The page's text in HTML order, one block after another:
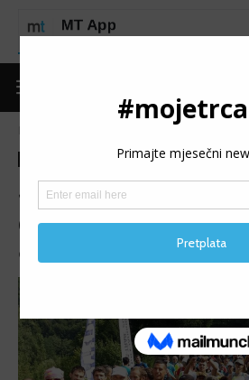
Jahorina Ultra
odličnog trail
Objavio